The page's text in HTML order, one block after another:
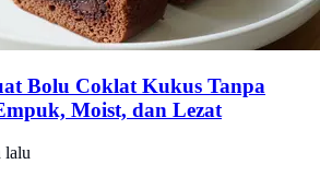
Bolu Coklat Kukus Tanpa
Moist, dan Lezat
lalu